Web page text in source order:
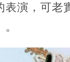
表演，可老